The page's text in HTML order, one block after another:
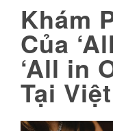
Khám
Của
‘All in
Tại